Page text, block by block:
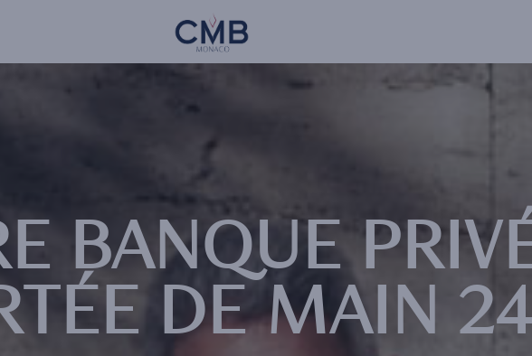
Skip
to
CMB Monaco
BANQUE
DE MAIN